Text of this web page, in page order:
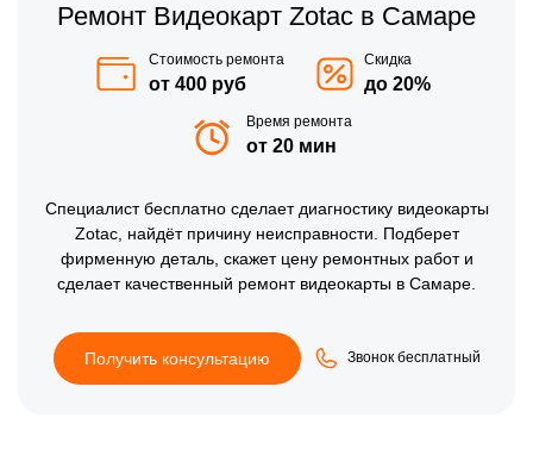
Ремонт Видеокарт Zotac в Самаре
Стоимость ремонта
от 400 руб
Скидка
до 20%
Время ремонта
от 20 мин
Специалист бесплатно сделает диагностику видеокарты
Zotac, найдёт причину неисправности. Подберет
фирменную деталь, скажет цену ремонтных работ и
сделает качественный ремонт видеокарты в Самаре.
Получить консультацию Звонок бесплатный